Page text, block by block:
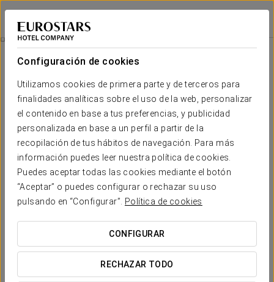
Configuración de cookies
Utilizamos cookies de primera parte y de terceros para
finalidades analíticas sobre el uso de la web, personalizar
el contenido en base a tus preferencias, y publicidad
personalizada en base a un perfil a partir de la
recopilación de tus hábitos de navegación. Para más
información puedes leer nuestra política de cookies.
Puedes aceptar todas las cookies mediante el botón
“Aceptar” o puedes configurar o rechazar su uso
pulsando en “Configurar”.
Política de cookies
CONFIGURAR
RECHAZAR TODO
Exe Cunit Suites & Spa
TARRAGONA - CUNIT
Promociones
Promociones
Experiencia romántica
18 €